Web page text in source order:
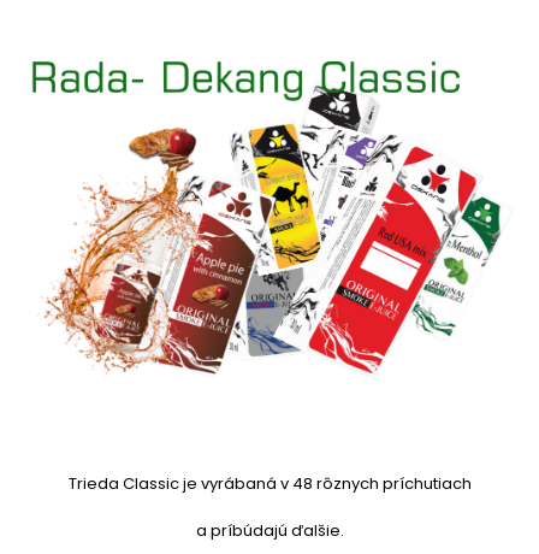
Trieda Classic je vyrábaná v 48 rôznych príchutiach
a príbúdajú ďalšie.